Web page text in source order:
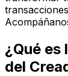
¿Qué es
del